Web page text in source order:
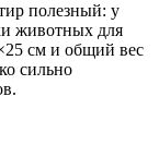
полезный: у
животных для
см и общий вес
сильно